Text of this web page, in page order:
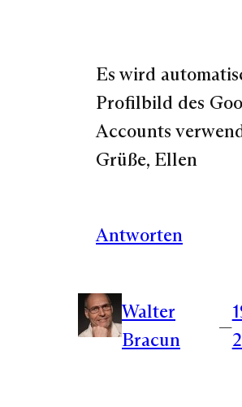
Es wird
Profilbild des
Accounts
Grüße, Ellen
Antworten
Walter
Bracun
—